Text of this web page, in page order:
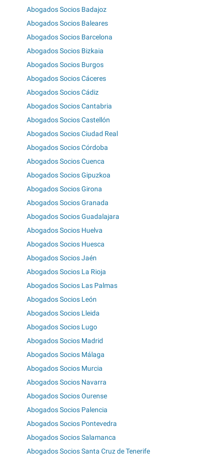
Abogados Socios Badajoz
Abogados Socios Baleares
Abogados Socios Barcelona
Abogados Socios Bizkaia
Abogados Socios Burgos
Abogados Socios Cáceres
Abogados Socios Cádiz
Abogados Socios Cantabria
Abogados Socios Castellón
Abogados Socios Ciudad Real
Abogados Socios Córdoba
Abogados Socios Cuenca
Abogados Socios Gipuzkoa
Abogados Socios Girona
Abogados Socios Granada
Abogados Socios Guadalajara
Abogados Socios Huelva
Abogados Socios Huesca
Abogados Socios Jaén
Abogados Socios La Rioja
Abogados Socios Las Palmas
Abogados Socios León
Abogados Socios Lleida
Abogados Socios Lugo
Abogados Socios Madrid
Abogados Socios Málaga
Abogados Socios Murcia
Abogados Socios Navarra
Abogados Socios Ourense
Abogados Socios Palencia
Abogados Socios Pontevedra
Abogados Socios Salamanca
Abogados Socios Santa Cruz de Tenerife